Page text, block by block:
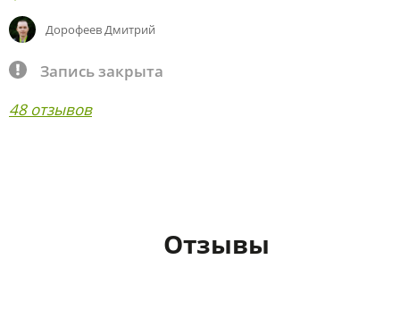
Дорофеев Дмитрий
Запись закрыта
48 отзывов
Отзывы